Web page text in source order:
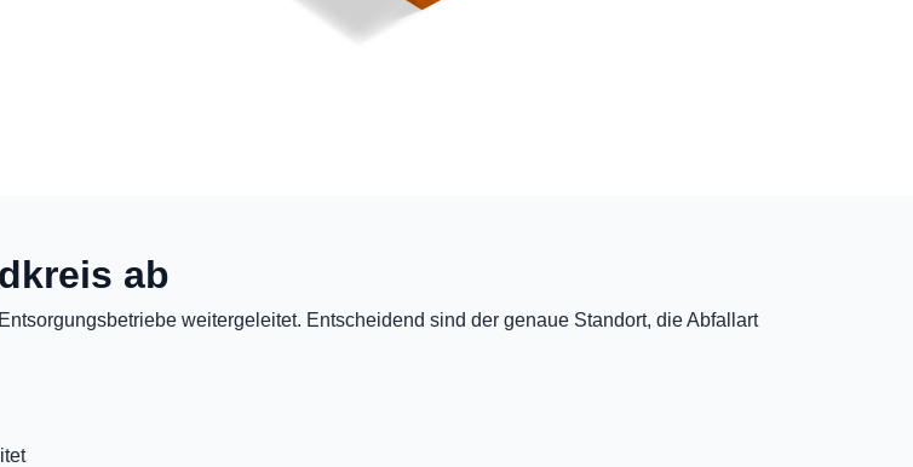
ab
weitergeleitet. Entscheidend sind der genaue Standort, die Abfallart